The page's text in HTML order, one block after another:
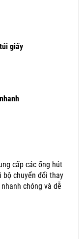
giấy
cấp các ống hút
bộ chuyển đổi thay
chóng và dễ